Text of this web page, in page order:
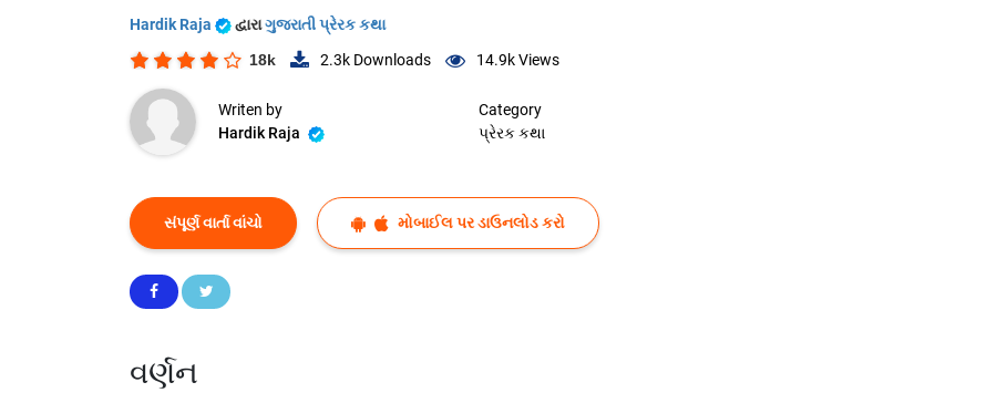
Hardik Raja દ્વારાગુજરાતી પ્રેરક કથા
18k 2.3k Downloads 14.9kViews
Writen by
Hardik Raja
Category
પ્રેરક કથા
સંપૂર્ણ વાર્તા વાંચો મોબાઈલ પર ડાઉનલોડ કરો
વર્ણન